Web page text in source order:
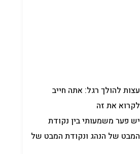
עצות להולך רגל: אתה חייב
לקרוא את זה
יש פער משמעותי בין נקודת
המבט של הנהג ונקודת המבט של